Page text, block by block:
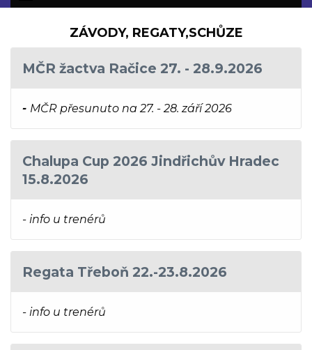
ZÁVODY, REGATY,SCHŮZE
MČR žactva Račice 27. - 28.9.2026
- MČR přesunuto na 27. - 28. září 2026
Chalupa Cup 2026 Jindřichův Hradec
15.8.2026
- info u trenérů
Regata Třeboň 22.-23.8.2026
- info u trenérů